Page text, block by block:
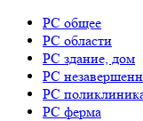
РС общее
РС области
РС здание, дом
РС
РС
РС ферма